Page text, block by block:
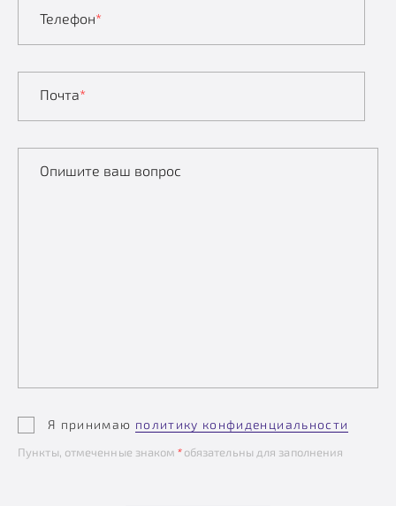
Телефон*
Почта*
Опишите ваш вопрос
Я принимаю политику конфиденциальности
Пункты, отмеченные знаком *обязательны для заполнения